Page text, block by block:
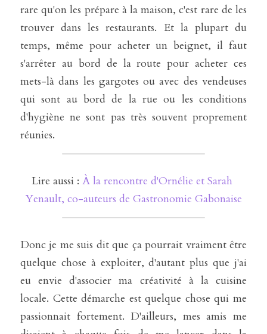
rare qu'on les prépare à la maison, c'est rare de les
trouver dans les restaurants. Et la plupart du
temps, même pour acheter un beignet, il faut
s'arrêter au bord de la route pour acheter ces
mets-là dans les gargotes ou avec des vendeuses
qui sont au bord de la rue ou les conditions
d'hygiène ne sont pas très souvent proprement
réunies.
Lire aussi : À la rencontre d'Ornélie et Sarah
Yenault, co-auteurs de Gastronomie Gabonaise
Donc je me suis dit que ça pourrait vraiment être
quelque chose à exploiter, d'autant plus que j'ai
eu envie d'associer ma créativité à la cuisine
locale. Cette démarche est quelque chose qui me
passionnait fortement. D'ailleurs, mes amis me